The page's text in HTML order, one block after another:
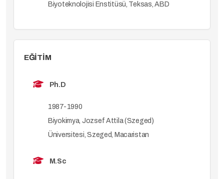
Biyoteknolojisi Enstitüsü, Teksas, ABD
EĞİTİM
Ph.D
1987-1990
Biyokimya, Jozsef Attila (Szeged)
Üniversitesi, Szeged, Macaristan
M.Sc